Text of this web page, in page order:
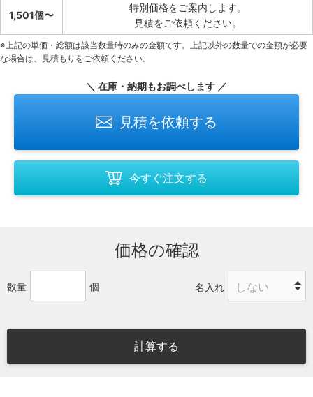
1,501個〜
特別価格をご案内します。
見積をご依頼ください。
※上記の単価・総額は該当数量時のみの金額です。上記以外の数量での金額が必要
な場合は、見積もりをご依頼ください。
＼ 在庫・納期もお調べします ／
見積を依頼する
今すぐ注文する
価格の確認
数量 個 名入れ
計算する